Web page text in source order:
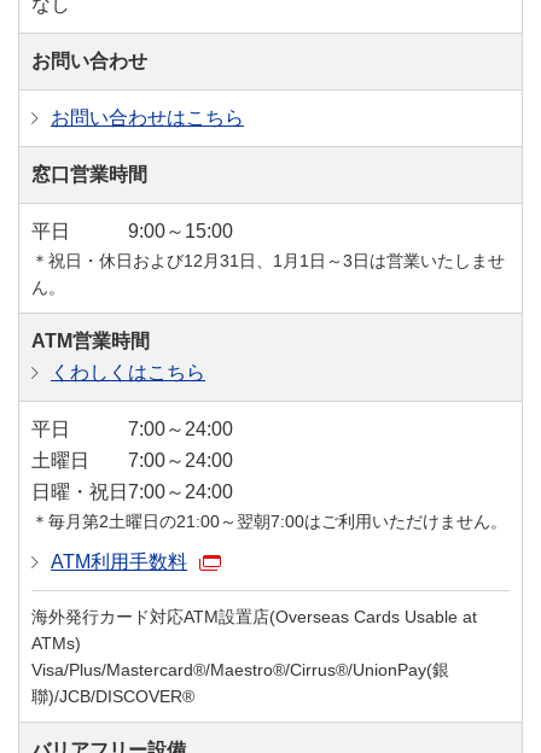
なし
お問い合わせ
お問い合わせはこちら
窓口営業時間
平日 9:00～15:00
＊祝日・休日および12月31日、1月1日～3日は営業いたしませ
ん。
ATM営業時間
くわしくはこちら
平日
7:00～24:00
土曜日
7:00～24:00
日曜・祝日 7:00～24:00
＊毎月第2土曜日の21:00～翌朝7:00はご利用いただけません。
ATM利用手数料
海外発行カード対応ATM設置店(Overseas Cards Usable at
ATMs)
Visa/Plus/Mastercard®/Maestro®/Cirrus®/UnionPay(銀
聯)/JCB/DISCOVER®